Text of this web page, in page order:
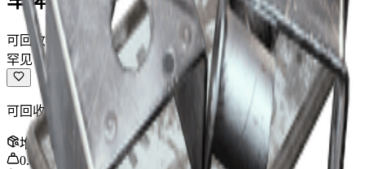
可回收物
罕见
可回收为金属零件。
堆叠:
0.8 kg